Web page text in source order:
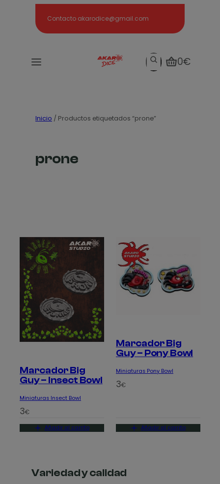
Contacto akarodice@gmail.com
Search0€
Inicio / Productos etiquetados “prone”
prone
Marcador Big
Guy – Insect Bowl
Miniaturas Insect Bowl
3€
Añadir al carrito
Marcador Big
Guy – Pony Bowl
Miniaturas Pony Bowl
3€
Añadir al carrito
Variedad y calidad